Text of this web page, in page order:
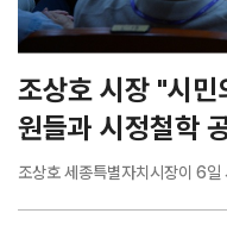
조상호 시장 "시
원들과 시정철학
조상호 세종특별자치시장이 6일